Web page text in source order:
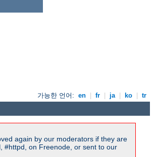
가능한 언어: en fr ja ko tr
again by our moderators if they are
#httpd, on Freenode, or sent to our